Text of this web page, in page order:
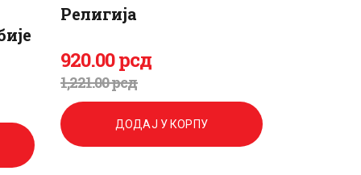
Религија
1,221.00рсд
Оригинална
цена
је
920.00рсд
Тренутна
цена
је:
ДОДАЈ У КОРПУ